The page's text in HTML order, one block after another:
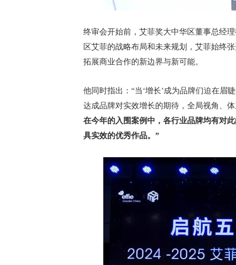
终审会开始前，艾菲奖大中华区董事总经
区艾菲的战略布局和未来规划，艾菲始终
拓展商业合作的新边界与新可能。
他同时指出：“当‘增长’成为品牌们迫在眉
达成品牌对实效增长的期待，全局视角、
在今年的入围案例中，各行业品牌均有对
具实效的优秀作品。”